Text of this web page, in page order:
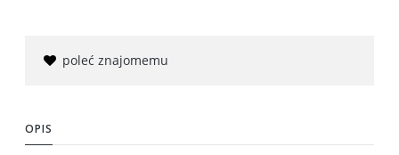
poleć znajomemu
OPIS